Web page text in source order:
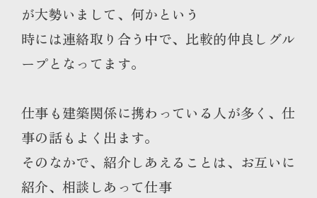
が大勢いまして、何かという
時には連絡取り合う中で、比較的仲良しグル
ープとなってます。
仕事も建築関係に携わっている人が多く、仕
事の話もよく出ます。
そのなかで、紹介しあえることは、お互いに
紹介、相談しあって仕事